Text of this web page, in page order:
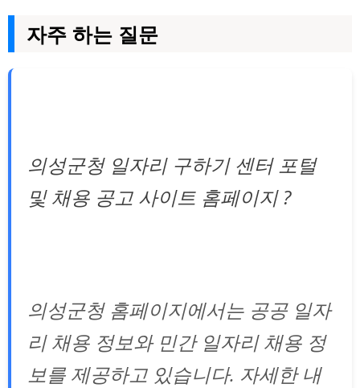
자주 하는 질문
의성군청 일자리 구하기 센터 포털
및 채용 공고 사이트 홈페이지 ?
의성군청 홈페이지에서는 공공 일자
리 채용 정보와 민간 일자리 채용 정
보를 제공하고 있습니다. 자세한 내